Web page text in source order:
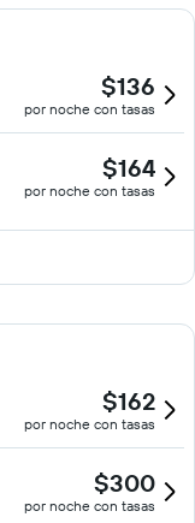
$136
por noche con tasas
$164
por noche con tasas
$162
por noche con tasas
$300
por noche con tasas